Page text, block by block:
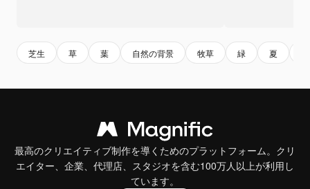
芝生 草 葉 自然の背景 牧草 緑 夏
最高のクリエイティブ制作を導くためのプラットフォーム。クリ
エイター、企業、代理店、スタジオを含む100万人以上が利用し
ています。